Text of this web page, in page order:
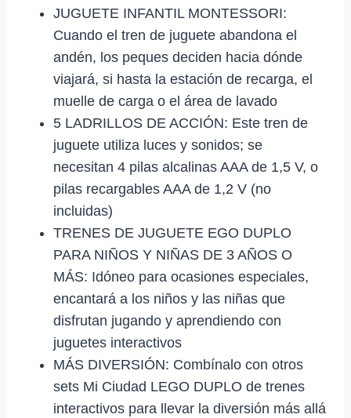
JUGUETE INFANTIL MONTESSORI:
Cuando el tren de juguete abandona el
andén, los peques deciden hacia dónde
viajará, si hasta la estación de recarga, el
muelle de carga o el área de lavado
5 LADRILLOS DE ACCIÓN: Este tren de
juguete utiliza luces y sonidos; se
necesitan 4 pilas alcalinas AAA de 1,5 V, o
pilas recargables AAA de 1,2 V (no
incluidas)
TRENES DE JUGUETE EGO DUPLO
PARA NIÑOS Y NIÑAS DE 3 AÑOS O
MÁS: Idóneo para ocasiones especiales,
encantará a los niños y las niñas que
disfrutan jugando y aprendiendo con
juguetes interactivos
MÁS DIVERSIÓN: Combínalo con otros
sets Mi Ciudad LEGO DUPLO de trenes
interactivos para llevar la diversión más allá